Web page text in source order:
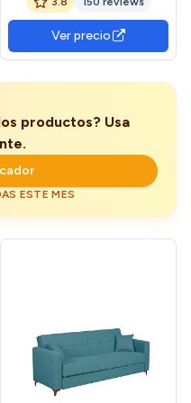
x 90 cm - Color Gris
Ver precio
productos? Usa
ESTE MES